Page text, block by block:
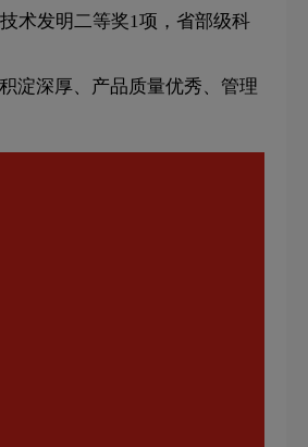
术发明二等奖1项，省部级科
淀深厚、产品质量优秀、管理